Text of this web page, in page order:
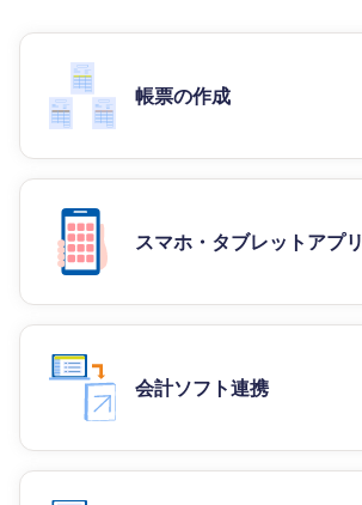
帳票の作成
スマホ・タブレットアプリ
会計ソフト連携